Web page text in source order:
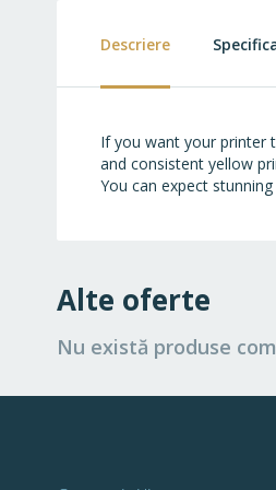
images
Descriere
If you want your printer
and consistent yellow
You can expect
Alte oferte
Nu există produse